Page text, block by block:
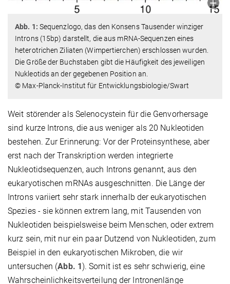
Abb. 1: Sequenzlogo, das den Konsens Tausender winziger
Introns (15bp) darstellt, die aus mRNA-Sequenzen eines
heterotrichen Ziliaten (Wimpertierchen) erschlossen wurden.
Die Größe der Buchstaben gibt die Häufigkeit des jeweiligen
Nukleotids an der gegebenen Position an.
© Max-Planck-Institut für Entwicklungsbiologie/Swart
Weit störender als Selenocystein für die Genvorhersage
sind kurze Introns, die aus weniger als 20 Nukleotiden
bestehen. Zur Erinnerung: Vor der Proteinsynthese, aber
erst nach der Transkription werden integrierte
Nukleotidsequenzen, auch Introns genannt, aus den
eukaryotischen mRNAs ausgeschnitten. Die Länge der
Introns variiert sehr stark innerhalb der eukaryotischen
Spezies - sie können extrem lang, mit Tausenden von
Nukleotiden beispielsweise beim Menschen, oder extrem
kurz sein, mit nur ein paar Dutzend von Nukleotiden, zum
Beispiel in den eukaryotischen Mikroben, die wir
untersuchen (Abb. 1). Somit ist es sehr schwierig, eine
Wahrscheinlichkeitsverteilung der Intronenlänge